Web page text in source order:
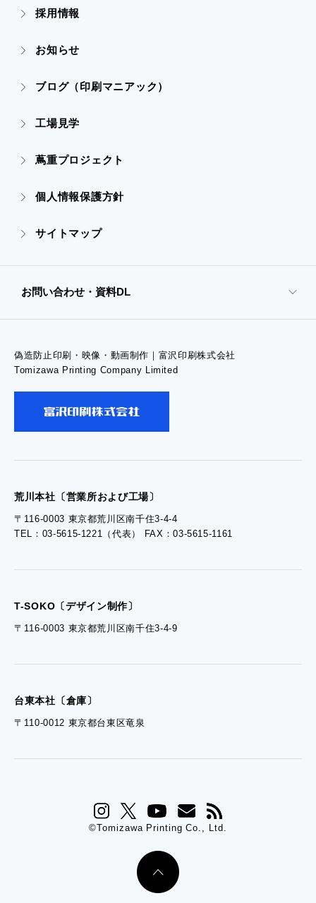
- デザイン
- 販促グッズ
- 会社概要
- CSR活動
- ぎぞらーず
- デザイン
採用情報
お知らせ
ブログ（印刷マニアック）
工場見学
蔦重プロジェクト
個人情報保護方針
サイトマップ
お問い合わせ・資料DL
- お問い合わせTOP
- お問い合わせ
- 採用お問い合わせ
偽造防止印刷・映像・動画制作｜富沢印刷株式会社
Tomizawa Printing Company Limited
荒川本社〔営業所および工場〕
〒116-0003 東京都荒川区南千住3-4-4
TEL：03-5615-1221（代表） FAX：03-5615-1161
T-SOKO〔デザイン制作〕
〒116-0003 東京都荒川区南千住3-4-9
台東本社〔倉庫〕
〒110-0012 東京都台東区竜泉
©Tomizawa Printing Co., Ltd.